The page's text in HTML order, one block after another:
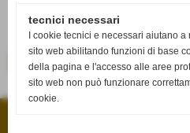
<< precedente
tecnici necessari
I cookie tecnici e necessari aiutano
sito web abilitando funzioni di base
della pagina e l'accesso alle aree
sito web non può funzionare
cookie.